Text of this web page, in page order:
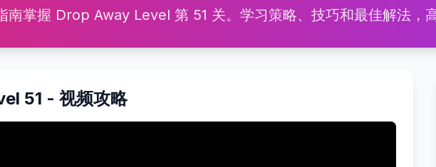
南掌握 Drop Away Level 第 51 关。学习策略、技巧和最佳解法，
51 - 视频攻略